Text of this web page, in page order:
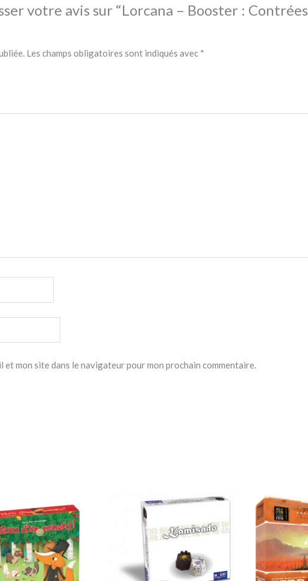
votre avis sur “Lorcana – Booster : Contrées
Les champs obligatoires sont indiqués avec *
et mon site dans le navigateur pour mon prochain commentaire.